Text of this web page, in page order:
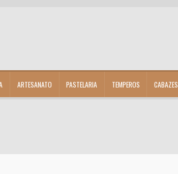
ARTESANATO PASTELARIA TEMPEROS CABAZES